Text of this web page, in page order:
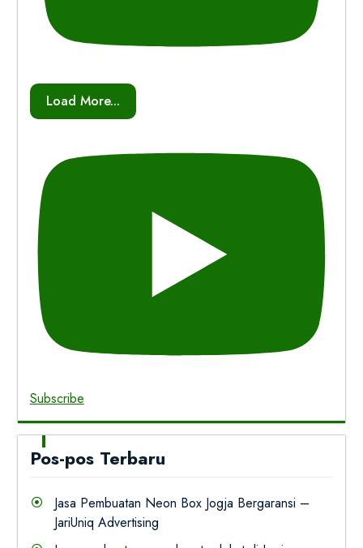
Load More...
Subscribe
Pos-pos Terbaru
Jasa Pembuatan Neon Box Jogja Bergaransi –
JariUniq Advertising